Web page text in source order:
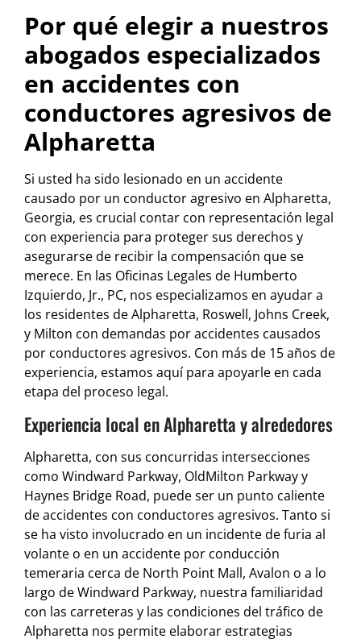
Por qué elegir a nuestros
abogados especializados
en accidentes con
conductores agresivos de
Alpharetta
Si usted ha sido lesionado en un accidente
causado por un conductor agresivo en Alpharetta,
Georgia, es crucial contar con representación legal
con experiencia para proteger sus derechos y
asegurarse de recibir la compensación que se
merece. En las Oficinas Legales de Humberto
Izquierdo, Jr., PC, nos especializamos en ayudar a
los residentes de Alpharetta, Roswell, Johns Creek,
y Milton con demandas por accidentes causados
por conductores agresivos. Con más de 15 años de
experiencia, estamos aquí para apoyarle en cada
etapa del proceso legal.
Experiencia local en Alpharetta y alrededores
Alpharetta, con sus concurridas intersecciones
como Windward Parkway, OldMilton Parkway y
Haynes Bridge Road, puede ser un punto caliente
de accidentes con conductores agresivos. Tanto si
se ha visto involucrado en un incidente de furia al
volante o en un accidente por conducción
temeraria cerca de North Point Mall, Avalon o a lo
largo de Windward Parkway, nuestra familiaridad
con las carreteras y las condiciones del tráfico de
Alpharetta nos permite elaborar estrategias